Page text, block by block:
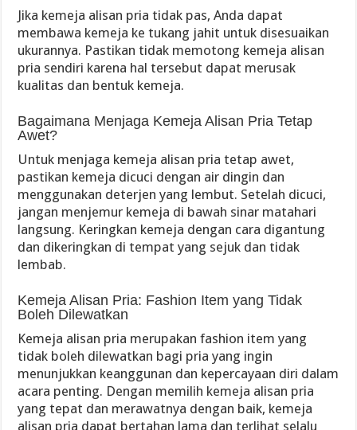
Jika kemeja alisan pria tidak pas, Anda dapat
membawa kemeja ke tukang jahit untuk disesuaikan
ukurannya. Pastikan tidak memotong kemeja alisan
pria sendiri karena hal tersebut dapat merusak
kualitas dan bentuk kemeja.
Bagaimana Menjaga Kemeja Alisan Pria Tetap
Awet?
Untuk menjaga kemeja alisan pria tetap awet,
pastikan kemeja dicuci dengan air dingin dan
menggunakan deterjen yang lembut. Setelah dicuci,
jangan menjemur kemeja di bawah sinar matahari
langsung. Keringkan kemeja dengan cara digantung
dan dikeringkan di tempat yang sejuk dan tidak
lembab.
Kemeja Alisan Pria: Fashion Item yang Tidak
Boleh Dilewatkan
Kemeja alisan pria merupakan fashion item yang
tidak boleh dilewatkan bagi pria yang ingin
menunjukkan keanggunan dan kepercayaan diri dalam
acara penting. Dengan memilih kemeja alisan pria
yang tepat dan merawatnya dengan baik, kemeja
alisan pria dapat bertahan lama dan terlihat selalu